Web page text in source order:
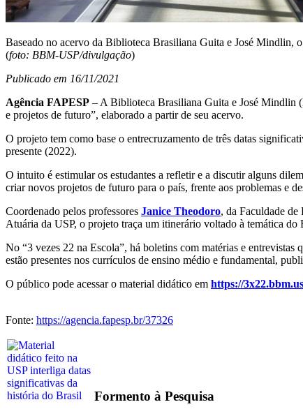
Baseado no acervo da Biblioteca Brasiliana Guita e José Mindlin,
(foto: BBM-USP/divulgação)
Publicado em 16/11/2021
Agência FAPESP – A Biblioteca Brasiliana Guita e José Mindlin
e projetos de futuro”, elaborado a partir de seu acervo.
O projeto tem como base o entrecruzamento de três datas
presente (2022).
O intuito é estimular os estudantes a refletir e a discutir alguns
criar novos projetos de futuro para o país, frente aos problemas e
Coordenado pelos professores Janice Theodoro, da Faculdade
Atuária da USP, o projeto traça um itinerário voltado à temática do
No “3 vezes 22 na Escola”, há boletins com matérias e
estão presentes nos currículos de ensino médio e fundamental,
O público pode acessar o material didático em https://
Fonte: https://agencia.fapesp.br/37326
Formento à Pesquisa